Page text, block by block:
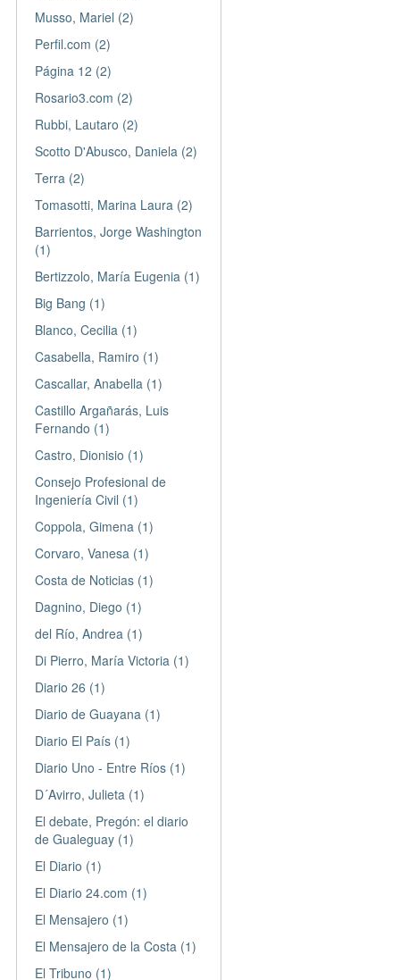
Musso, Mariel (2)
Perfil.com (2)
Página 12 (2)
Rosario3.com (2)
Rubbi, Lautaro (2)
Scotto D'Abusco, Daniela (2)
Terra (2)
Tomasotti, Marina Laura (2)
Barrientos, Jorge Washington
(1)
Bertizzolo, María Eugenia (1)
Big Bang (1)
Blanco, Cecilia (1)
Casabella, Ramiro (1)
Cascallar, Anabella (1)
Castillo Argañarás, Luis
Fernando (1)
Castro, Dionisio (1)
Consejo Profesional de
Ingeniería Civil (1)
Coppola, Gimena (1)
Corvaro, Vanesa (1)
Costa de Noticias (1)
Dagnino, Diego (1)
del Río, Andrea (1)
Di Pierro, María Victoria (1)
Diario 26 (1)
Diario de Guayana (1)
Diario El País (1)
Diario Uno - Entre Ríos (1)
D´Avirro, Julieta (1)
El debate, Pregón: el diario
de Gualeguay (1)
El Diario (1)
El Diario 24.com (1)
El Mensajero (1)
El Mensajero de la Costa (1)
El Tribuno (1)